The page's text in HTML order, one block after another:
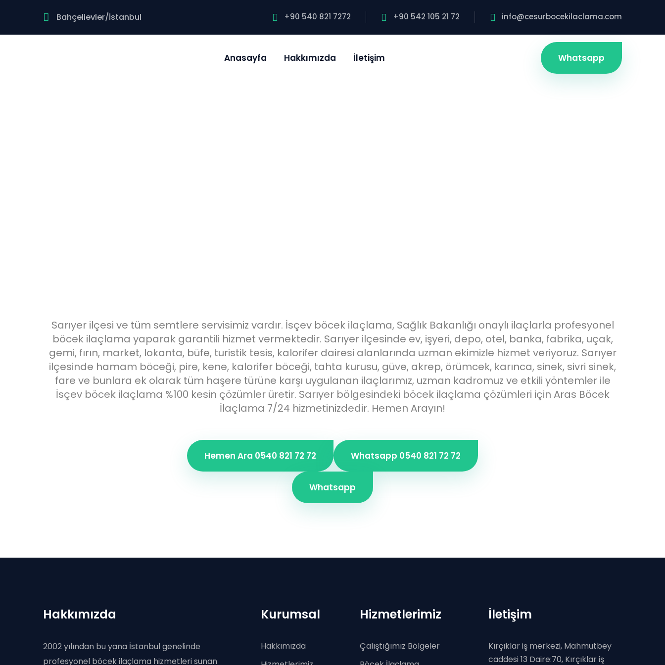
Bahçelievler/İstanbul +90 540 821 7272 +90 542 105 21 72 info@cesurbocekilaclama.com
Anasayfa Hakkımızda İletişim Whatsapp
Sarıyer ilçesi ve tüm semtlere servisimiz vardır. İsçev böcek ilaçlama, Sağlık Bakanlığı onaylı ilaçlarla profesyonel
böcek ilaçlama yaparak garantili hizmet vermektedir. Sarıyer ilçesinde ev, işyeri, depo, otel, banka, fabrika, uçak,
gemi, fırın, market, lokanta, büfe, turistik tesis, kalorifer dairesi alanlarında uzman ekimizle hizmet veriyoruz. Sarıyer
ilçesinde hamam böceği, pire, kene, kalorifer böceği, tahta kurusu, güve, akrep, örümcek, karınca, sinek, sivri sinek,
fare ve bunlara ek olarak tüm haşere türüne karşı uygulanan ilaçlarımız, uzman kadromuz ve etkili yöntemler ile
İsçev böcek ilaçlama %100 kesin çözümler üretir. Sarıyer bölgesindeki böcek ilaçlama çözümleri için Aras Böcek
İlaçlama 7/24 hizmetinizdedir. Hemen Arayın!
Hemen Ara 0540 821 72 72 Whatsapp 0540 821 72 72
Whatsapp
Hakkımızda
2002 yılından bu yana İstanbul genelinde
profesyonel böcek ilaçlama hizmetleri sunan
Kurumsal
Hakkımızda
Hizmetlerimiz
Çalıştığımız Bölgeler
İletişim
Kırçıklar iş merkezi, Mahmutbey
caddesi 13 Daire:70, Kırçıklar iş